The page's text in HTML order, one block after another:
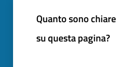
Quanto sono
su questa pagina?